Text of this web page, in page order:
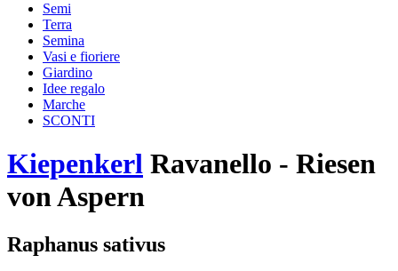
Semi
Terra
Semina
Vasi e fioriere
Giardino
Idee regalo
Marche
SCONTI
Kiepenkerl Ravanello - Riesen
von Aspern
Raphanus sativus